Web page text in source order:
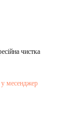
чистка
у месенджер